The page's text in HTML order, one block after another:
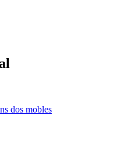
dos mobles